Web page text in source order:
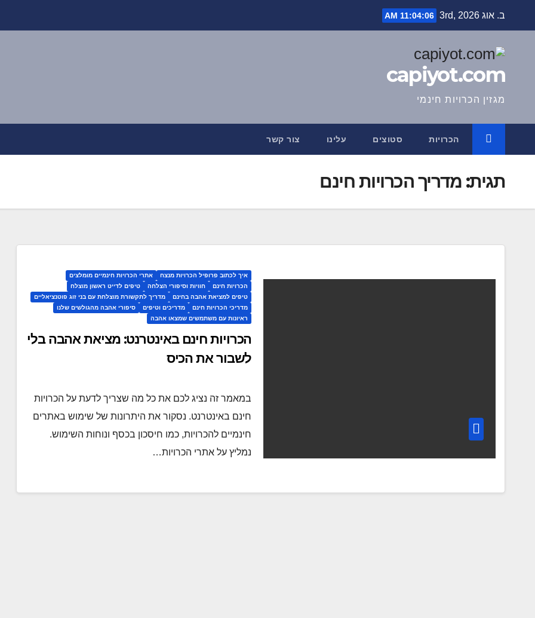
ב. אוג 3rd, 2026 11:04:06 AM
capiyot.com
מגזין הכרויות חינמי
הכרויות סטוצים עלינו צור קשר
תגית: מדריך הכרויות חינם
איך לכתוב פרופיל הכרויות מנצח
אתרי הכרויות חינמיים מומלצים
הכרויות חינם
חוויות וסיפורי הצלחה
טיפים לדייט ראשון מוצלח
טיפים למציאת אהבה בחינם
מדריך לתקשורת מוצלחת עם בני זוג פוטנציאליים
מדריכי הכרויות חינם
מדריכים וטיפים
סיפורי אהבה מהגולשים שלנו
ראיונות עם משתמשים שמצאו אהבה
הכרויות חינם באינטרנט: מציאת אהבה בלי
לשבור את הכיס
במאמר זה נציג לכם את כל מה שצריך לדעת על הכרויות
חינם באינטרנט. נסקור את היתרונות של שימוש באתרים
חינמיים להכרויות, כמו חיסכון בכסף ונוחות השימוש.
נמליץ על אתרי הכרויות…